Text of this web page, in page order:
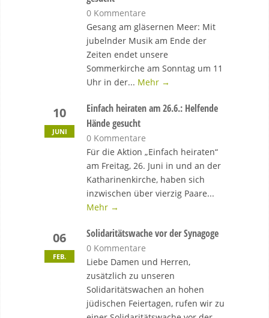
0 Kommentare
Gesang am gläsernen Meer: Mit
jubelnder Musik am Ende der
Zeiten endet unsere
Sommerkirche am Sonntag um 11
Uhr in der... Mehr →
10
JUNI
Einfach heiraten am 26.6.: Helfende
Hände gesucht
0 Kommentare
Für die Aktion „Einfach heiraten“
am Freitag, 26. Juni in und an der
Katharinenkirche, haben sich
inzwischen über vierzig Paare...
Mehr →
06
FEB.
Solidaritätswache vor der Synagoge
0 Kommentare
Liebe Damen und Herren,
zusätzlich zu unseren
Solidaritätswachen an hohen
jüdischen Feiertagen, rufen wir zu